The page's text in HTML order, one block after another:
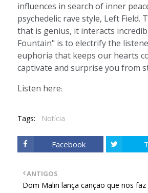
influences in search of inner
psychedelic rave style, Left
that is genius, it interacts
Fountain" is to electrify the
euphoria that keeps our hearts
captivate and surprise you from
Listen here:
Tags: Notícia
Facebook
ANTIGOS
Dom Malin lança canção que nos